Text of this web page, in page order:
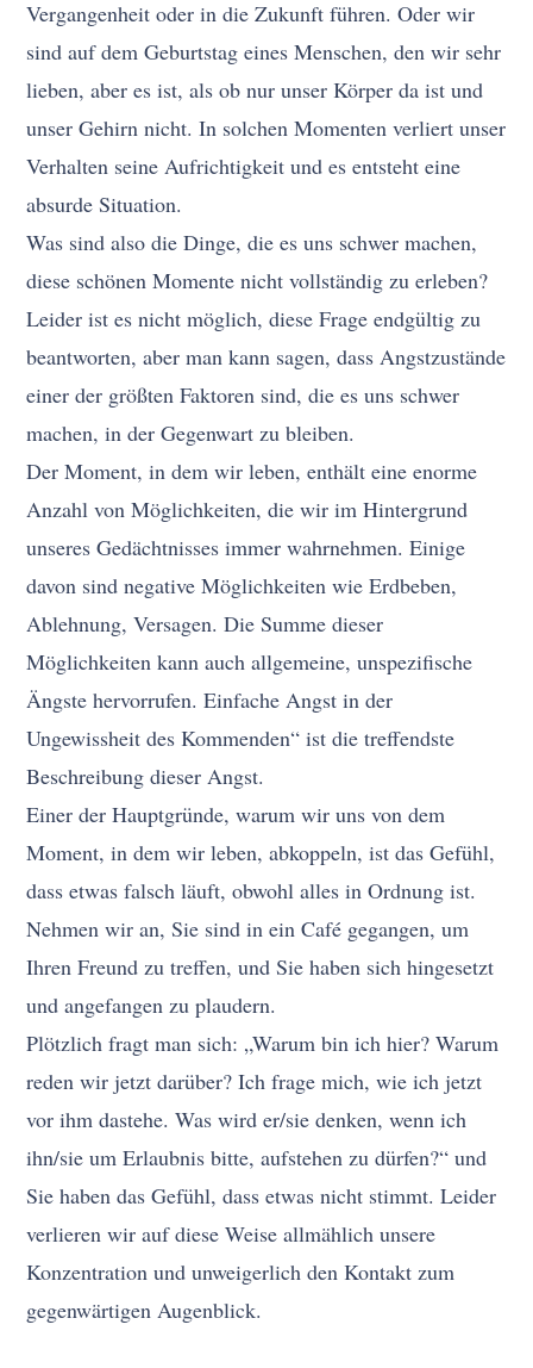
Vergangenheit oder in die Zukunft führen. Oder wir
sind auf dem Geburtstag eines Menschen, den wir sehr
lieben, aber es ist, als ob nur unser Körper da ist und
unser Gehirn nicht. In solchen Momenten verliert unser
Verhalten seine Aufrichtigkeit und es entsteht eine
absurde Situation.
Was sind also die Dinge, die es uns schwer machen,
diese schönen Momente nicht vollständig zu erleben?
Leider ist es nicht möglich, diese Frage endgültig zu
beantworten, aber man kann sagen, dass Angstzustände
einer der größten Faktoren sind, die es uns schwer
machen, in der Gegenwart zu bleiben.
Der Moment, in dem wir leben, enthält eine enorme
Anzahl von Möglichkeiten, die wir im Hintergrund
unseres Gedächtnisses immer wahrnehmen. Einige
davon sind negative Möglichkeiten wie Erdbeben,
Ablehnung, Versagen. Die Summe dieser
Möglichkeiten kann auch allgemeine, unspezifische
Ängste hervorrufen. Einfache Angst in der
Ungewissheit des Kommenden“ ist die treffendste
Beschreibung dieser Angst.
Einer der Hauptgründe, warum wir uns von dem
Moment, in dem wir leben, abkoppeln, ist das Gefühl,
dass etwas falsch läuft, obwohl alles in Ordnung ist.
Nehmen wir an, Sie sind in ein Café gegangen, um
Ihren Freund zu treffen, und Sie haben sich hingesetzt
und angefangen zu plaudern.
Plötzlich fragt man sich: „Warum bin ich hier? Warum
reden wir jetzt darüber? Ich frage mich, wie ich jetzt
vor ihm dastehe. Was wird er/sie denken, wenn ich
ihn/sie um Erlaubnis bitte, aufstehen zu dürfen?“ und
Sie haben das Gefühl, dass etwas nicht stimmt. Leider
verlieren wir auf diese Weise allmählich unsere
Konzentration und unweigerlich den Kontakt zum
gegenwärtigen Augenblick.